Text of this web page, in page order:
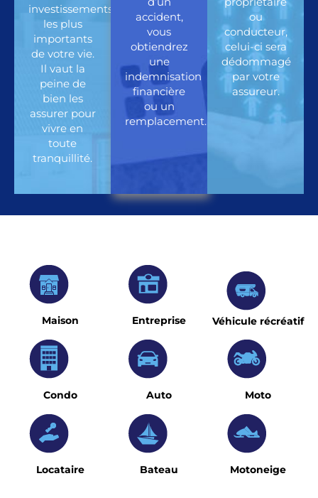
investissements
les plus
importants
de votre vie.
Il vaut la
peine de
bien les
assurer pour
vivre en
toute
tranquillité.
accident,
vous
obtiendrez
une
indemnisation
financière
ou un
remplacement.
ou
conducteur,
celui-ci sera
dédommagé
par votre
assureur.
Maison Entreprise Véhicule récréatif
Condo Auto Moto
Locataire Bateau Motoneige